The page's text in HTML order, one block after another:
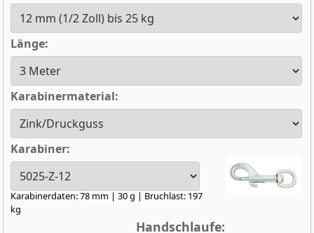
Länge:
Karabinermaterial:
Karabiner:
Karabinerdaten: 78 mm | 30 g | Bruchlast: 197
kg
Handschlaufe: